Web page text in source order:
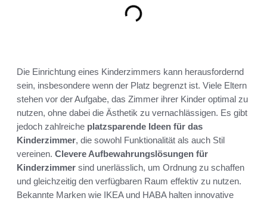
Die Einrichtung eines Kinderzimmers kann herausfordernd
sein, insbesondere wenn der Platz begrenzt ist. Viele Eltern
stehen vor der Aufgabe, das Zimmer ihrer Kinder optimal zu
nutzen, ohne dabei die Ästhetik zu vernachlässigen. Es gibt
jedoch zahlreiche platzsparende Ideen für das
Kinderzimmer, die sowohl Funktionalität als auch Stil
vereinen. Clevere Aufbewahrungslösungen für
Kinderzimmer sind unerlässlich, um Ordnung zu schaffen
und gleichzeitig den verfügbaren Raum effektiv zu nutzen.
Bekannte Marken wie IKEA und HABA halten innovative